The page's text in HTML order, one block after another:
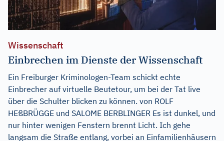
Wissenschaft
Einbrechen im Dienste der Wissenschaft
Ein Freiburger Kriminologen-Team schickt echte
Einbrecher auf virtuelle Beutetour, um bei der Tat live
über die Schulter blicken zu können. von ROLF
HEßBRÜGGE und SALOME BERBLINGER Es ist dunkel, und
nur hinter wenigen Fenstern brennt Licht. Ich gehe
langsam die Straße entlang, vorbei an Einfamilienhäusern